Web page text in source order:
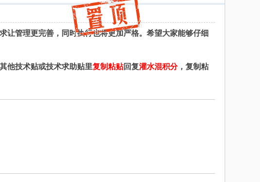
让管理更完善，同时执行也将更加严格。希望大家能够仔细
他技术贴或技术求助贴里复制粘贴回复灌水混积分，复制粘